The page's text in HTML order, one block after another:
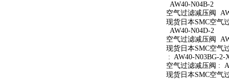
AW40-N04B-2
空气过滤减压阀
现货日本SMC空气
AW40-N04D-2
空气过滤减压阀
现货日本SMC空气
: AW40-N03BG-2-
空气过滤减压阀 :
现货日本SMC空气